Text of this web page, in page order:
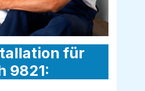
für
9821: